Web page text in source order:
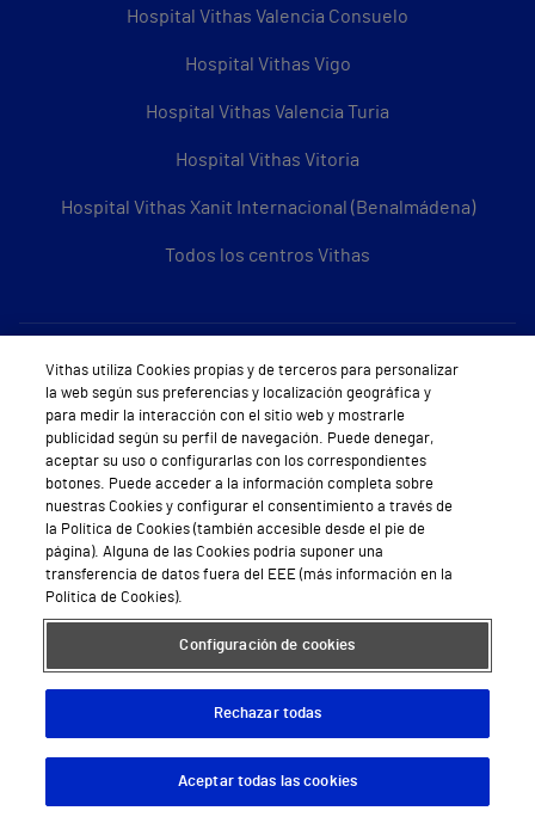
Hospital Vithas Valencia Consuelo
Hospital Vithas Vigo
Hospital Vithas Valencia Turia
Hospital Vithas Vitoria
Hospital Vithas Xanit Internacional (Benalmádena)
Todos los centros Vithas
Sobre Vithas
Quiénes somos
Trabajar en Vithas
Teléfono Cita Médica
Teléfono Atención al Cliente
Política de seguridad y salud en el trabajo
Conoce a Supervita
Aviso Legal Política de cookies Política de privacidad Mapa web Protección de datos
Descargar App
Vithas utiliza Cookies propias y de terceros para personalizar
la web según sus preferencias y localización geográfica y
para medir la interacción con el sitio web y mostrarle
publicidad según su perfil de navegación. Puede denegar,
aceptar su uso o configurarlas con los correspondientes
botones. Puede acceder a la información completa sobre
nuestras Cookies y configurar el consentimiento a través de
la Política de Cookies (también accesible desde el pie de
página). Alguna de las Cookies podría suponer una
transferencia de datos fuera del EEE (más información en la
Política de Cookies).
Configuración de cookies
Rechazar todas
Aceptar todas las cookies